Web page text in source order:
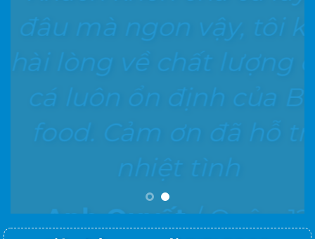
Khách khen chả cá lấy ở
đâu mà ngon vậy, tôi khá
hài lòng về chất lượng chả
cá luôn ổn định của Biti
food. Cảm ơn đã hỗ trợ
nhiệt tình
Anh Quyết